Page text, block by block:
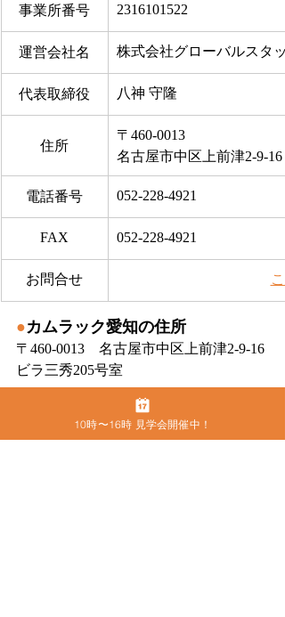
事業所番号 2316101522
運営会社名 株式会社グローバルスタ
代表取締役 八神 守隆
住所
〒460-0013
名古屋市中区上前津2-9-16
電話番号 052-228-4921
FAX 052-228-4921
お問合せ
●カムラック愛知の住所
〒460-0013　名古屋市中区上前津2-9-16
ビラ三秀205号室
10時〜16時 見学会開催中！